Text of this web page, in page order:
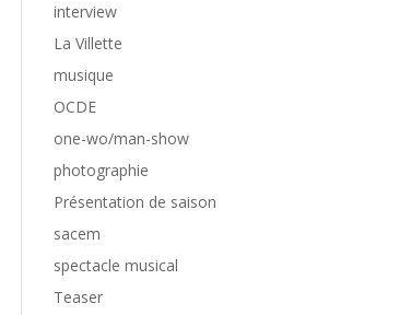
interview
La Villette
musique
OCDE
one-wo/man-show
photographie
Présentation de saison
sacem
spectacle musical
Teaser